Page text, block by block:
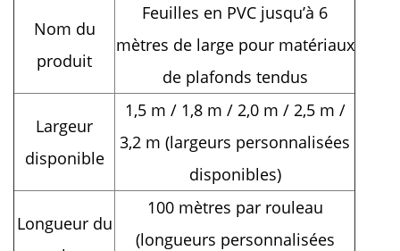
Nom du
produit
Feuilles en PVC jusqu’à 6
mètres de large pour matériaux
de plafonds tendus
Largeur
disponible
1,5 m / 1,8 m / 2,0 m / 2,5 m /
3,2 m (largeurs personnalisées
disponibles)
Longueur du
100 mètres par rouleau
(longueurs personnalisées